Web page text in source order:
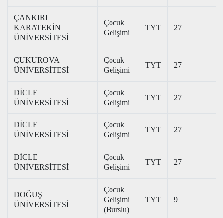
ÇANKIRI
KARATEKİN
ÜNİVERSİTESİ
Çocuk
Gelişimi
TYT 27
ÇUKUROVA
ÜNİVERSİTESİ
Çocuk
Gelişimi
TYT 27
DİCLE
ÜNİVERSİTESİ
Çocuk
Gelişimi
TYT 27
DİCLE
ÜNİVERSİTESİ
Çocuk
Gelişimi
TYT 27
DİCLE
ÜNİVERSİTESİ
Çocuk
Gelişimi
TYT 27
DOĞUŞ
ÜNİVERSİTESİ
Çocuk
Gelişimi
(Burslu)
TYT 9